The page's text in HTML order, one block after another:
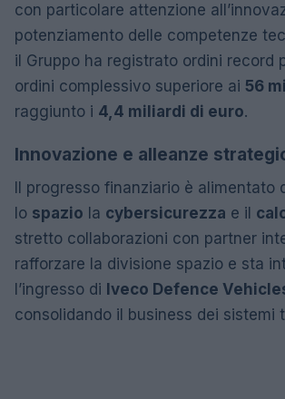
con particolare attenzione
potenziamento delle competenze
il Gruppo ha registrato ordini record
ordini complessivo superiore ai 56
raggiunto i 4,4 miliardi di euro.
Innovazione e alleanze
Il progresso finanziario è
lo spazio la cybersicurezza e il
stretto collaborazioni con partner
rafforzare la divisione spazio e sta
l’ingresso di Iveco Defence
consolidando il business dei sistemi